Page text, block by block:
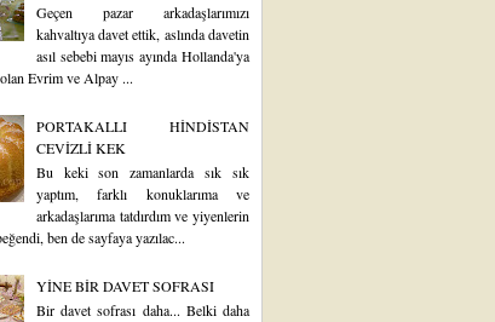
Geçen pazar arkadaşlarımızı
kahvaltıya davet ettik, aslında davetin
asıl sebebi mayıs ayında Hollanda'ya
Evrim ve Alpay ...
PORTAKALLI HİNDİSTAN
CEVİZLİ KEK
Bu keki son zamanlarda sık sık
yaptım, farklı konuklarıma ve
arkadaşlarıma tatdırdım ve yiyenlerin
ben de sayfaya yazılac...
YİNE BİR DAVET SOFRASI
Bir davet sofrası daha... Belki daha